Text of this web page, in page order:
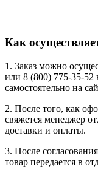
Как
1. Заказ можно
или 8 (800) 775-35-52
самостоятельно на
2. После того, как
свяжется менеджер
доставки и оплаты.
3. После
товар передается в